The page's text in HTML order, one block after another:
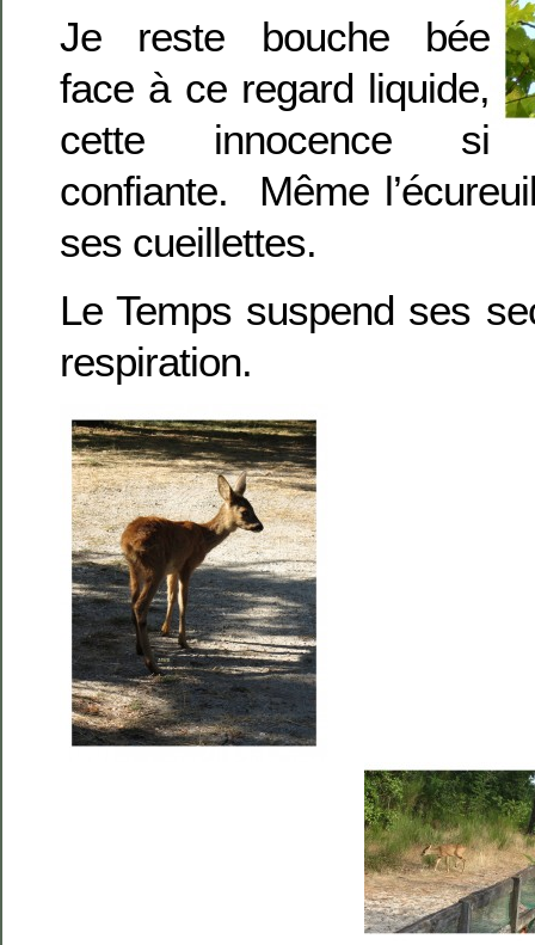
Je reste bouche bée
face à ce regard liquide,
cette innocence si
confiante. Même
ses cueillettes.
Le Temps suspend ses
respiration.